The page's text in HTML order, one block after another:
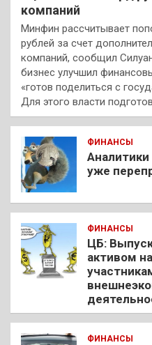
компаний
Минфин рассчитывает
рублей за счет
компаний, сообщил
бизнес улучшил
«готов поделиться с
Для этого власти
ФИНАНСЫ
Аналитики
уже
ФИНАНСЫ
ЦБ:
активом
ФИНАНСЫ